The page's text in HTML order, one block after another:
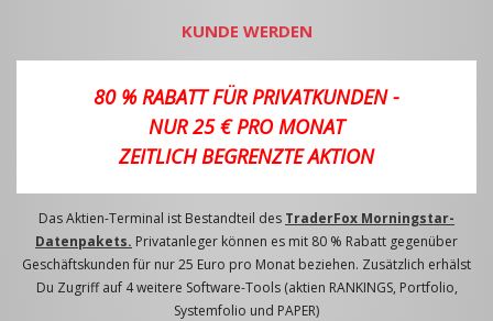
KUNDE WERDEN
80 % RABATT FÜR PRIVATKUNDEN -
NUR 25 € PRO MONAT
ZEITLICH BEGRENZTE AKTION
Das Aktien-Terminal ist Bestandteil des TraderFox Morningstar-
Datenpakets. Privatanleger können es mit 80 % Rabatt gegenüber
Geschäftskunden für nur 25 Euro pro Monat beziehen. Zusätzlich erhälst
Du Zugriff auf 4 weitere Software-Tools (aktien RANKINGS, Portfolio,
Systemfolio und PAPER)